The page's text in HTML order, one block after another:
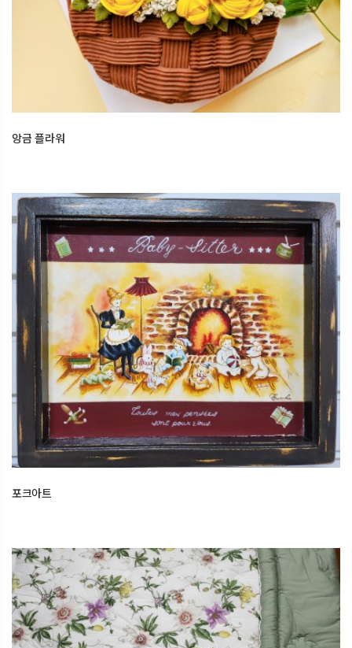
앙금 플라워
2025.12.16오산한국문화센터
앙금 플라워
포크아트
2025.12.11오산한국문화센터
포크아트